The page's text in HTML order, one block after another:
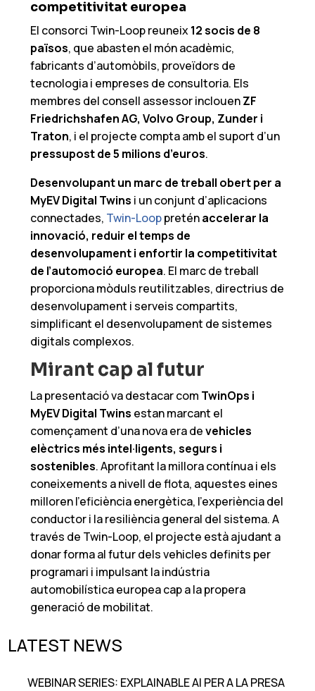
competitivitat europea
El consorci Twin-Loop reuneix12 socis de 8
països, que abasten el món acadèmic,
fabricants d’automòbils, proveïdors de
tecnologia i empreses de consultoria. Els
membres del consell assessor inclouenZF
Friedrichshafen AG, Volvo Group, Zunder i
Traton, i el projecte compta amb el suport d’un
pressupost de 5 milions d’euros.
Desenvolupant un marc de treball obert per a
MyEV Digital Twins i un conjunt d’aplicacions
connectades, Twin-Looppreténaccelerar la
innovació, reduir el temps de
desenvolupament i enfortir la competitivitat
de l’automoció europea. El marc de treball
proporciona mòduls reutilitzables, directrius de
desenvolupament i serveis compartits,
simplificant el desenvolupament de sistemes
digitals complexos.
Mirant cap al futur
La presentació va destacar com TwinOps i
MyEV Digital Twins estan marcant el
començament d’una nova era devehicles
elèctrics més intel·ligents, segurs i
sostenibles. Aprofitant la millora contínua i els
coneixements a nivell de flota, aquestes eines
milloren l’eficiència energètica, l’experiència del
conductor i la resiliència general del sistema. A
través de Twin-Loop, el projecte està ajudant a
donar forma al futur dels vehicles definits per
programari i impulsant la indústria
automobilística europea cap a la propera
generació de mobilitat.
LATEST NEWS
WEBINAR SERIES: EXPLAINABLE AI PER A LA PRESA